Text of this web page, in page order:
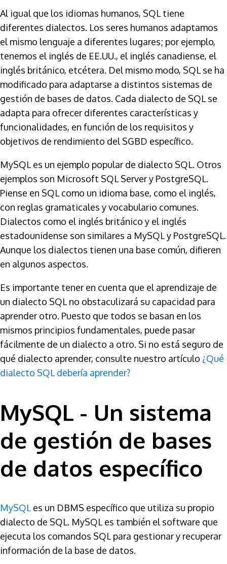
Al igual que los idiomas humanos, SQL tiene
diferentes dialectos. Los seres humanos adaptamos
el mismo lenguaje a diferentes lugares; por ejemplo,
tenemos el inglés de EE.UU., el inglés canadiense, el
inglés británico, etcétera. Del mismo modo, SQL se ha
modificado para adaptarse a distintos sistemas de
gestión de bases de datos. Cada dialecto de SQL se
adapta para ofrecer diferentes características y
funcionalidades, en función de los requisitos y
objetivos de rendimiento del SGBD específico.
MySQL es un ejemplo popular de dialecto SQL. Otros
ejemplos son Microsoft SQL Server y PostgreSQL.
Piense en SQL como un idioma base, como el inglés,
con reglas gramaticales y vocabulario comunes.
Dialectos como el inglés británico y el inglés
estadounidense son similares a MySQL y PostgreSQL.
Aunque los dialectos tienen una base común, difieren
en algunos aspectos.
Es importante tener en cuenta que el aprendizaje de
un dialecto SQL no obstaculizará su capacidad para
aprender otro. Puesto que todos se basan en los
mismos principios fundamentales, puede pasar
fácilmente de un dialecto a otro. Si no está seguro de
qué dialecto aprender, consulte nuestro artículo ¿Qué
dialecto SQL debería aprender?
MySQL - Un sistema
de gestión de bases
de datos específico
MySQL es un DBMS específico que utiliza su propio
dialecto de SQL. MySQL es también el software que
ejecuta los comandos SQL para gestionar y recuperar
información de la base de datos.